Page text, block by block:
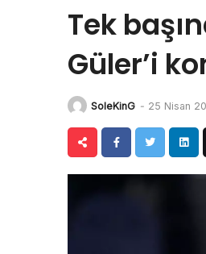
Tek
Güler’i
SoleKinG - 25 Nisan